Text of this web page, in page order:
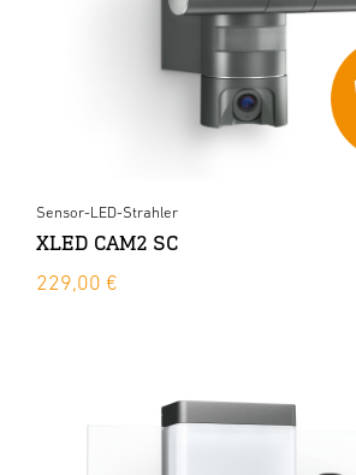
Sensor-LED-Strahler
XLED CAM2 SC
229,00 €